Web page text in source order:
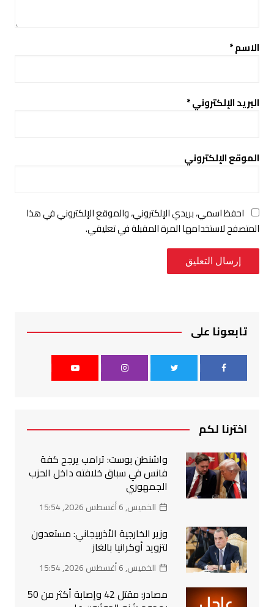
الاسم*
البريد الإلكتروني*
الموقع الإلكتروني
احفظ اسمي، بريدي الإلكتروني، والموقع الإلكتروني في هذا
المتصفح لاستخدامها المرة المقبلة في تعليقي.
تابعونا على
اخترنا لكم
واشنطن بوست: ترامب يرجح كفة
فانس في سباق خلافته داخل الحزب
الجمهوري
الخميس, 6 أغسطس 2026, 15:54
وزير الخارجية الأذربيجاني: مستعدون
لتزويد أوكرانيا بالغاز
الخميس, 6 أغسطس 2026, 15:54
مصادر: مقتل 42 وإصابة أكثر من 50